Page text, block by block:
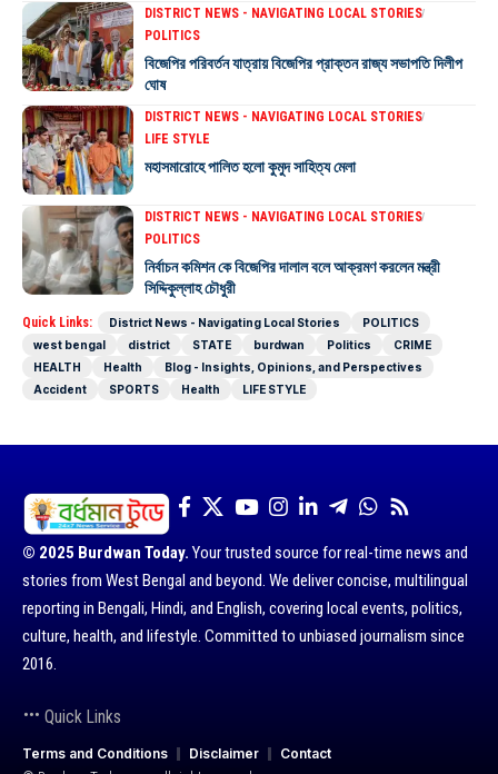
DISTRICT NEWS - NAVIGATING LOCAL STORIES
POLITICS
বিজেপির পরিবর্তন যাত্রায় বিজেপির প্রাক্তন রাজ্য সভাপতি দিলীপ
ঘোষ
DISTRICT NEWS - NAVIGATING LOCAL STORIES
LIFE STYLE
মহাসমারোহে পালিত হলো কুমুদ সাহিত্য মেলা
DISTRICT NEWS - NAVIGATING LOCAL STORIES
POLITICS
নির্বাচন কমিশন কে বিজেপির দালাল বলে আক্রমণ করলেন মন্ত্রী
সিদ্দিকুল্লাহ চৌধুরী
Quick Links: District News - Navigating Local Stories
POLITICS
west bengal
district STATE burdwan Politics
CRIME
HEALTH
Health
Blog - Insights, Opinions, and Perspectives
Accident
SPORTS Health LIFE STYLE
© 2025 Burdwan Today. Your trusted source for real-time news and
stories from West Bengal and beyond. We deliver concise, multilingual
reporting in Bengali, Hindi, and English, covering local events, politics,
culture, health, and lifestyle. Committed to unbiased journalism since
2016.
Quick Links
Terms and Conditions Disclaimer
Contact